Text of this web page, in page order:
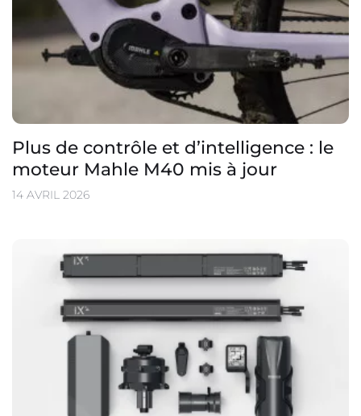
Plus de contrôle et d’intelligence : le
moteur Mahle M40 mis à jour
14 AVRIL 2026